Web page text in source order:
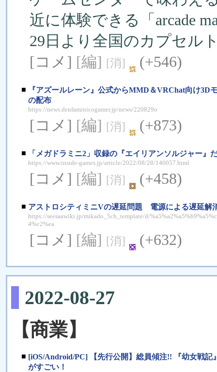
近に体験できる「arcade
29日より全国のカプセル
[コメ] [編] [消] (+546)
■
『アズールレーン』公式からMMD＆VRChat向け3D
の配布
https://news.denfaminicogamer.jp/news/220829o
[コメ] [編] [消] (+873)
■ 「メガドラミニ2」収録の『エイリアンソルジャー
https://www.inside-games.jp/article/2022/08/28/140057.html
[コメ] [編] [消] (+458)
■ アストロシティミニVの遅延問題 電源による遅延解
https://seesaawiki.jp/mikado_5ch_template/d/
4%c2%ea
[コメ] [編] [消] (+632)
2022-08-27
【商業】
■ [iOS/Android/PC] 【先行公開】総員傾注!! 『幼女戦
がすごい！